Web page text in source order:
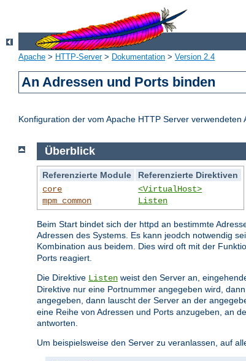
Apache > HTTP-Server> Dokumentation > Version 2.4
An Adressen und Ports binden
Konfiguration der vom Apache HTTP Server verwendeten
Überblick
Referenzierte Module
Referenzierte Direktiven
core
mpm_common
<VirtualHost>
Listen
Beim Start bindet sich der httpd an bestimmte
Adressen des Systems. Es kann jeodch notwendig
Kombination aus beidem. Dies wird oft mit der
Ports reagiert.
Die Direktive Listen weist den Server an,
Direktive nur eine Portnummer angegeben wird,
angegeben, dann lauscht der Server an der
eine Reihe von Adressen und Ports anzugeben, an
antworten.
Um beispielsweise den Server zu veranlassen, auf